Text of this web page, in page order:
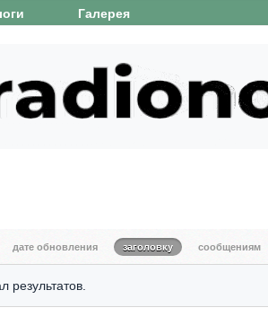
Галерея
дате обновления заголовку сообщениям
результатов.